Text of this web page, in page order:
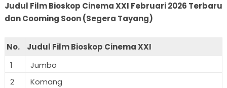
Judul Film Bioskop Cinema XXI Februari 2026 Terbaru
dan Cooming Soon (Segera Tayang)
No.
Judul Film Bioskop Cinema XXI
1
Jumbo
2
Komang